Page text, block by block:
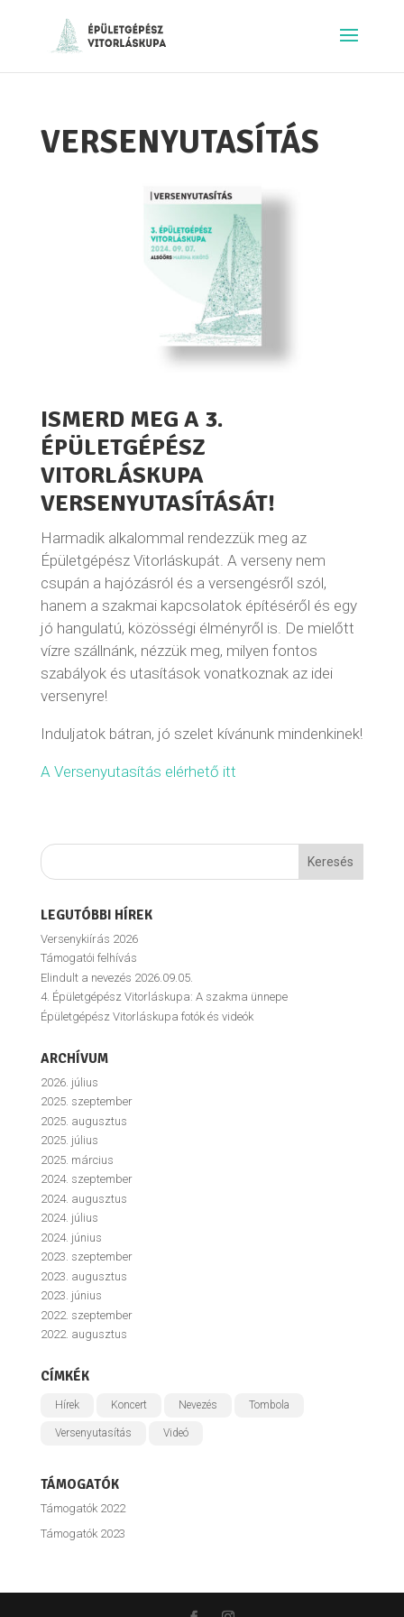
VERSENYUTASÍTÁS
ISMERD MEG A 3.
ÉPÜLETGÉPÉSZ
VITORLÁSKUPA
VERSENYUTASÍTÁSÁT!
Harmadik alkalommal rendezzük meg az
Épületgépész Vitorláskupát. A verseny nem
csupán a hajózásról és a versengésről szól,
hanem a szakmai kapcsolatok építéséről és egy
jó hangulatú, közösségi élményről is. De mielőtt
vízre szállnánk, nézzük meg, milyen fontos
szabályok és utasítások vonatkoznak az idei
versenyre!
Induljatok bátran, jó szelet kívánunk mindenkinek!
A Versenyutasítás elérhető itt
LEGUTÓBBI HÍREK
Versenykiírás 2026
Támogatói felhívás
Elindult a nevezés 2026.09.05.
4. Épületgépész Vitorláskupa: A szakma ünnepe
Épületgépész Vitorláskupa fotók és videók
ARCHÍVUM
2026. július
2025. szeptember
2025. augusztus
2025. július
2025. március
2024. szeptember
2024. augusztus
2024. július
2024. június
2023. szeptember
2023. augusztus
2023. június
2022. szeptember
2022. augusztus
CÍMKÉK
Hírek Koncert Nevezés Tombola
Versenyutasítás Videó
TÁMOGATÓK
Támogatók 2022
Támogatók 2023